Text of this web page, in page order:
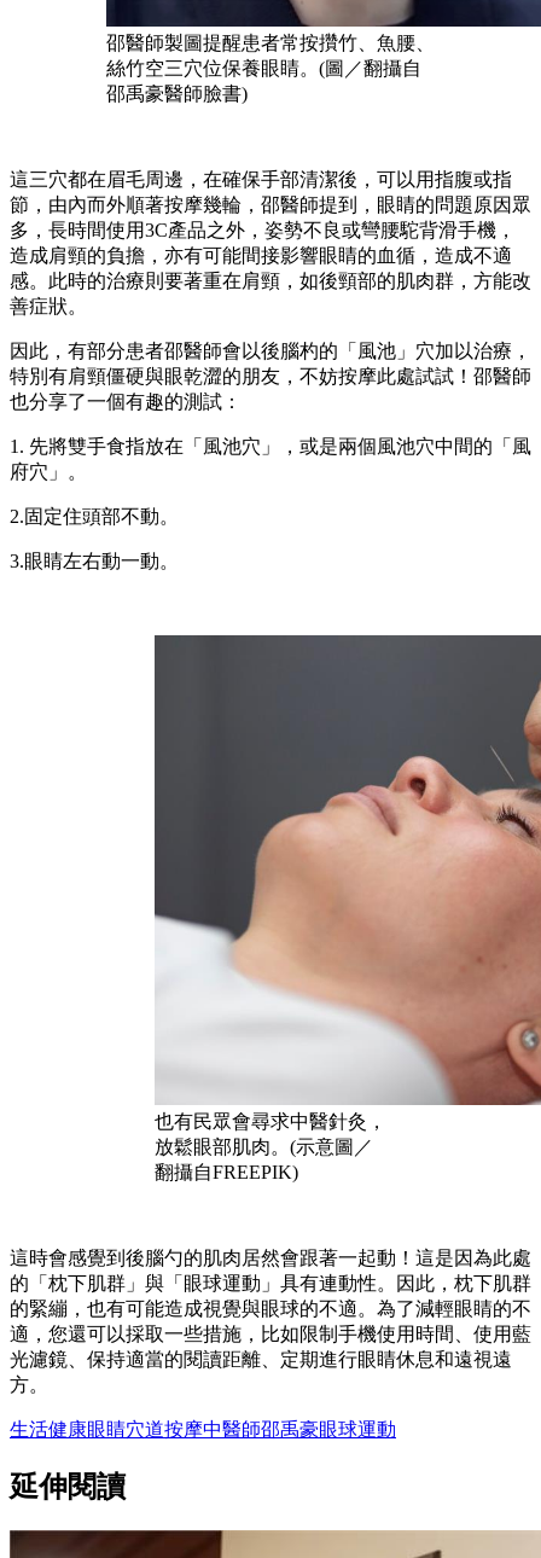
邵醫師製圖提醒患者常按攢竹、魚腰、
絲竹空三穴位保養眼睛。(圖／翻攝自
邵禹豪醫師臉書)
這三穴都在眉毛周邊，在確保手部清潔後，可以用指腹或指
節，由內而外順著按摩幾輪，邵醫師提到，眼睛的問題原因眾
多，長時間使用3C產品之外，姿勢不良或彎腰駝背滑手機，
造成肩頸的負擔，亦有可能間接影響眼睛的血循，造成不適
感。此時的治療則要著重在肩頸，如後頸部的肌肉群，方能改
善症狀。
因此，有部分患者邵醫師會以後腦杓的「風池」穴加以治療，
特別有肩頸僵硬與眼乾澀的朋友，不妨按摩此處試試！邵醫師
也分享了一個有趣的測試：
1. 先將雙手食指放在「風池穴」，或是兩個風池穴中間的「風
府穴」。
2.固定住頭部不動。
3.眼睛左右動一動。
也有民眾會尋求中醫針灸，
放鬆眼部肌肉。(示意圖／
翻攝自FREEPIK)
這時會感覺到後腦勺的肌肉居然會跟著一起動！這是因為此處
的「枕下肌群」與「眼球運動」具有連動性。因此，枕下肌群
的緊繃，也有可能造成視覺與眼球的不適。為了減輕眼睛的不
適，您還可以採取一些措施，比如限制手機使用時間、使用藍
光濾鏡、保持適當的閱讀距離、定期進行眼睛休息和遠視遠
方。
生活健康眼睛穴道按摩中醫師邵禹豪眼球運動
延伸閱讀